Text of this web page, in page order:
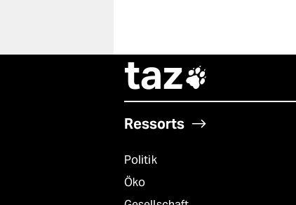
taz
Ressorts
Politik
Öko